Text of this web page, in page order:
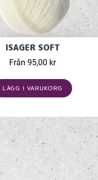
ISAGER SOFT
Från 95,00 kr
LÄGG I VARUKORG